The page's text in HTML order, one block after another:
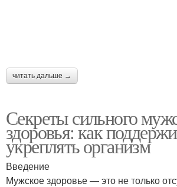
читать дальше →
Секреты сильного
здоровья: как
укреплять организм
Введение
Мужское здоровье — это не только